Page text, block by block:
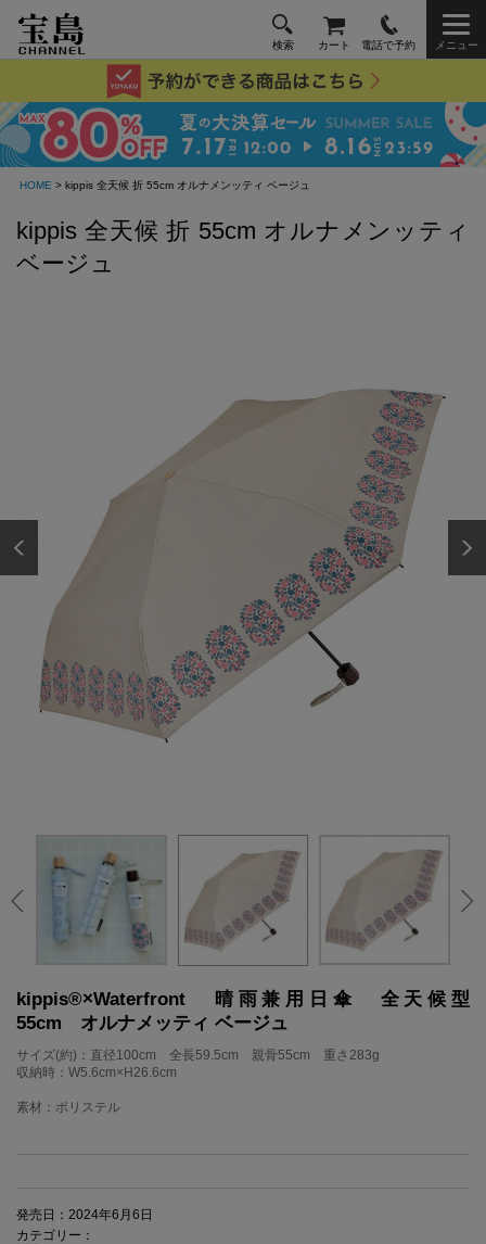
検索 カート 電話で予約 メニュー
HOME > kippis 全天候 折 55cm オルナメンッティ ベージュ
kippis 全天候 折 55cm オルナメンッティ
ベージュ
kippis®×Waterfront 晴雨兼用日傘 全天候型
55cm オルナメッティ ベージュ
サイズ(約)：直径100cm 全長59.5cm 親骨55cm 重さ283g
収納時：W5.6cm×H26.6cm
素材：ポリステル
発売日：2024年6月6日
カテゴリー：